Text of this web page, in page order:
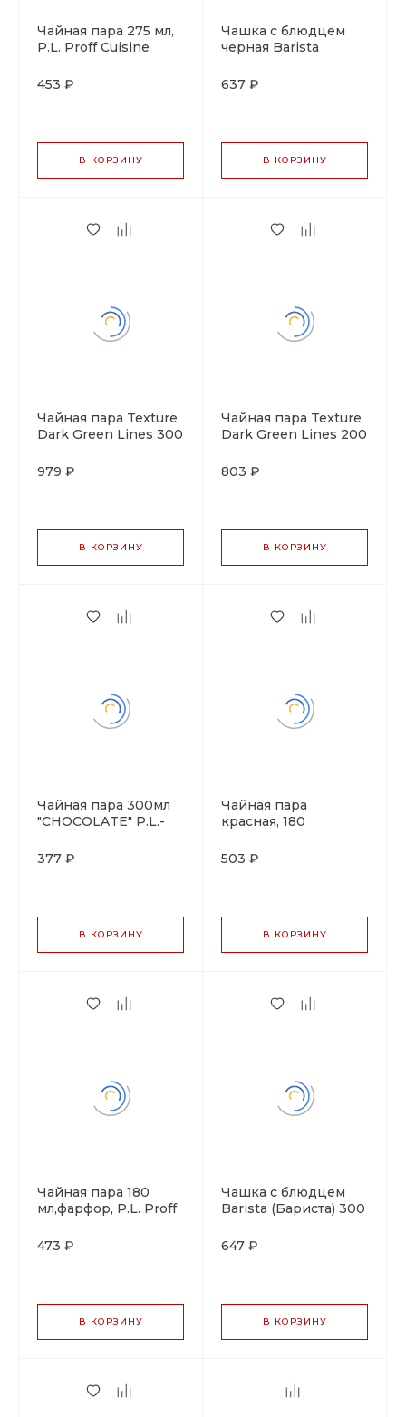
Чайная пара 275 мл,
P.L. Proff Cuisine
453 ₽
В КОРЗИНУ
Чашка с блюдцем
черная Barista
Proff Cuisine
637 ₽
В КОРЗИНУ
Чайная пара Texture
Dark Green Lines 300
979 ₽
В КОРЗИНУ
Чайная пара Texture
Dark Green Lines 200
803 ₽
В КОРЗИНУ
Чайная пара 300мл
"CHOCOLATE" P.L.-
377 ₽
В КОРЗИНУ
Чайная пара
красная, 180
Cuisine
503 ₽
В КОРЗИНУ
Чайная пара 180
мл,фарфор, P.L. Proff
473 ₽
В КОРЗИНУ
Чашка с блюдцем
Barista (Бариста) 300
Proff Cuisine
647 ₽
В КОРЗИНУ